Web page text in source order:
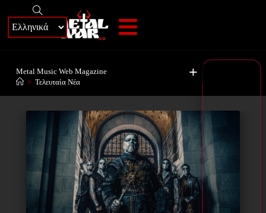
+
Metal Music Web Magazine
> Τελευταία Νέα